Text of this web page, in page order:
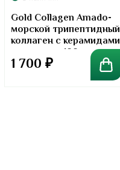
Gold Collagen Amado-
морской трипептидный
коллаген с керамидами
в порошке. 100 грамм
1 700 ₽